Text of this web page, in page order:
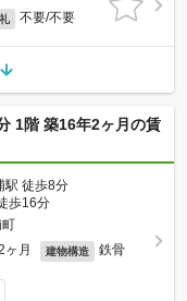
不要/不要
1階 築16年2ヶ月の賃
駅 徒歩8分
歩16分
ヶ月 建物構造 鉄骨